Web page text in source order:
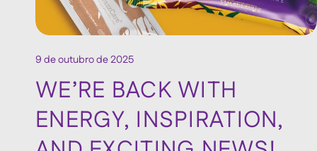
9 de outubro de 2025
WE’RE BACK WITH
ENERGY, INSPIRATION,